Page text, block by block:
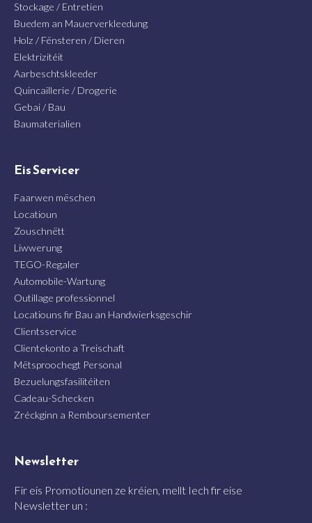
Stockage / Entretien
Buedem an Mauerverkleedung
Holz / Fënsteren / Dieren
Elektrizitéit
Aarbeschtskleeder
Quincaillerie / Drogerie
Gebai / Bau
Baumaterialien
Eis Servicer
Faarwen mëschen
Locatioun
Zouschnëtt
Liwwerung
TEGO-Regaler
Automobile-Wartung
Outillage professionnel
Locatiouns fir Bau an Handwierksgeschir
Clientsservice
Clientekonto a Treischaft
Mëtsproochegt Personal
Bezuelungsfasilitéiten
Cadeau-Schecken
Zréckginn a Remboursementer
Newsletter
Fir eis Promotiounen ze kréien, mellt Iech fir eise
Newsletter un :